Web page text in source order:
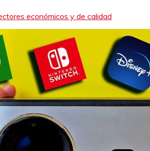
económicos y de calidad